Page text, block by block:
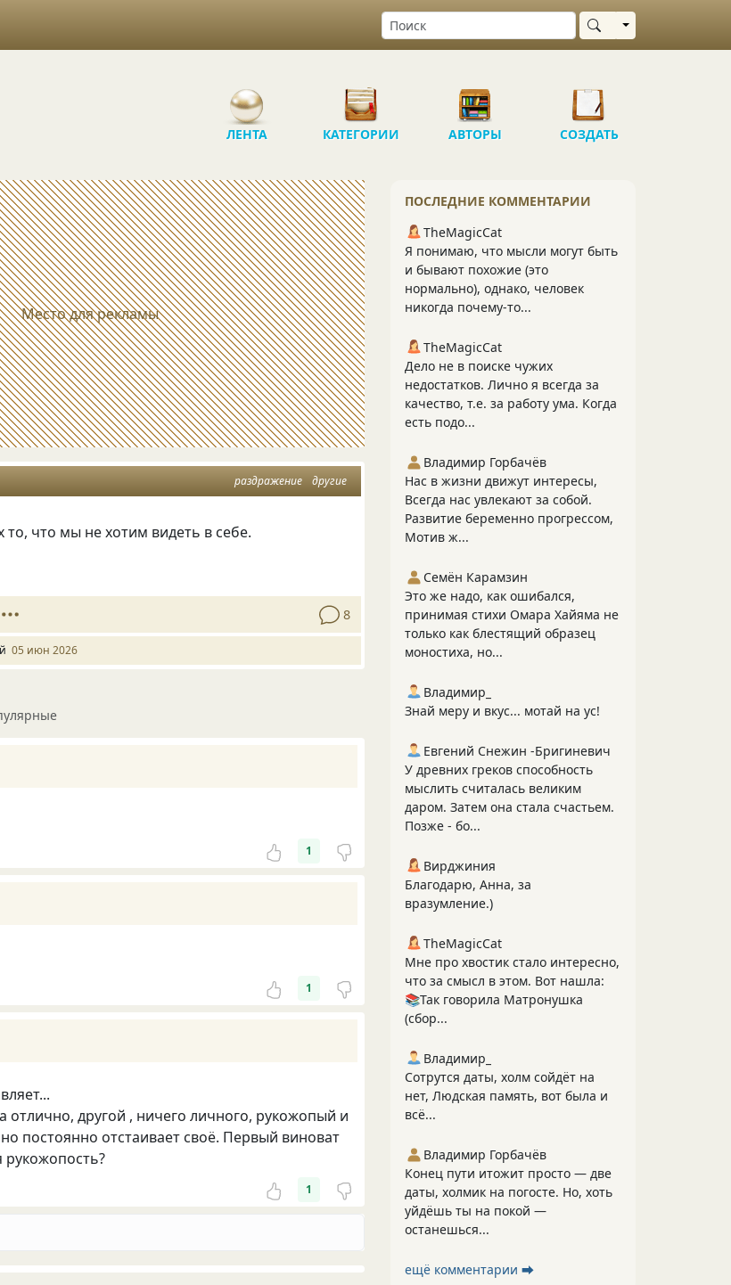
Выбрать область
ЛЕНТА КАТЕГОРИИ АВТОРЫ СОЗДАТЬ
Место для рекламы
раздражение другие
то, что мы не хотим видеть в себе.
8
05 июн 2026
1
1
отлично, другой , ничего личного, рукожопый и
постоянно отстаивает своё. Первый виноват
рукожопость?
1
ПОСЛЕДНИЕ КОММЕНТАРИИ
TheMagicCat
Я понимаю, что мысли могут быть
и бывают похожие (это
нормально), однако, человек
никогда почему-то...
TheMagicCat
Дело не в поиске чужих
недостатков. Лично я всегда за
качество, т.е. за работу ума. Когда
есть подо...
Владимир Горбачёв
Нас в жизни движут интересы,
Всегда нас увлекают за собой.
Развитие беременно прогрессом,
Мотив ж...
Семён Карамзин
Это же надо, как ошибался,
принимая стихи Омара Хайяма не
только как блестящий образец
моностиха, но...
Владимир_
Знай меру и вкус... мотай на ус!
Евгений Снежин -Бригиневич
У древних греков способность
мыслить считалась великим
даром. Затем она стала счастьем.
Позже - бо...
Вирджиния
Благодарю, Анна, за
вразумление.)
TheMagicCat
Мне про хвостик стало интересно,
что за смысл в этом. Вот нашла:
📚Так говорила Матронушка
(сбор...
Владимир_
Сотрутся даты, холм сойдёт на
нет, Людская память, вот была и
всё...
Владимир Горбачёв
Конец пути итожит просто — две
даты, холмик на погосте. Но, хоть
уйдёшь ты на покой —
останешься...
ещё комментарии ⮕